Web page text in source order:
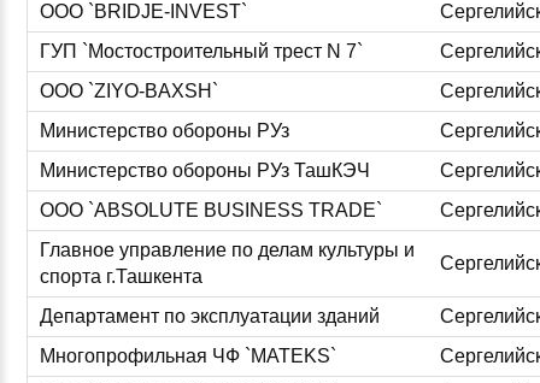
ООО `BRIDJE-INVEST`
ГУП `Мостостроительный трест N 7`
ООО `ZIYO-BAXSH`
Министерство обороны РУз
Министерство обороны РУз ТашКЭЧ
ООО `ABSOLUTE BUSINESS TRADE`
Главное управление по делам культуры и
спорта г.Ташкента
Департамент по эксплуатации зданий
Многопрофильная ЧФ `MATEKS`